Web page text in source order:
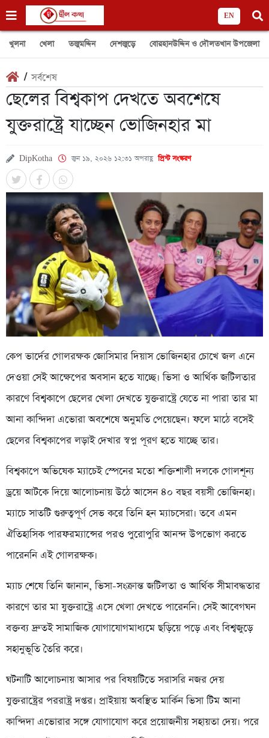
EN
খুলনা খেলা তজুমদ্দিন দেশজুড়ে বোরহানউদ্দিন ও দৌলতখান উপজেলা
/সর্বশেষ
ছেলের বিশ্বকাপ দেখতে অবশেষে
যুক্তরাষ্ট্রে যাচ্ছেন ভোজিনহার মা
DipKotha জুন ১৯, ২০২৬ ১২:৩১ অপরাহ্ণপ্রিন্ট সংস্করণ
কেপ ভার্দের গোলরক্ষক জোসিমার দিয়াস ভোজিনহার চোখে জল এনে
দেওয়া সেই আক্ষেপের অবসান হতে যাচ্ছে। ভিসা ও আর্থিক জটিলতার
কারণে বিশ্বকাপে ছেলের খেলা দেখতে যুক্তরাষ্ট্রে যেতে না পারা তার মা
আনা কান্দিদা এভোরা অবশেষে অনুমতি পেয়েছেন। ফলে মাঠে বসেই
ছেলের বিশ্বকাপের লড়াই দেখার স্বপ্ন পূরণ হতে যাচ্ছে তার।
বিশ্বকাপে অভিষেক ম্যাচেই স্পেনের মতো শক্তিশালী দলকে গোলশূন্য
ড্রয়ে আটকে দিয়ে আলোচনায় উঠে আসেন ৪০ বছর বয়সী ভোজিনহা।
ম্যাচে সাতটি গুরুত্বপূর্ণ সেভ করে তিনি হন ম্যাচসেরা। তবে এমন
ঐতিহাসিক পারফরম্যান্সের পরও পুরোপুরি আনন্দ উপভোগ করতে
পারেননি এই গোলরক্ষক।
ম্যাচ শেষে তিনি জানান, ভিসা-সংক্রান্ত জটিলতা ও আর্থিক সীমাবদ্ধতার
কারণে তার মা যুক্তরাষ্ট্রে এসে খেলা দেখতে পারেননি। সেই আবেগঘন
বক্তব্য দ্রুতই সামাজিক যোগাযোগমাধ্যমে ছড়িয়ে পড়ে এবং বিশ্বজুড়ে
সহানুভূতি তৈরি করে।
ঘটনাটি আলোচনায় আসার পর বিষয়টিতে সরাসরি নজর দেয়
যুক্তরাষ্ট্রের পররাষ্ট্র দপ্তর। প্রাইয়ায় অবস্থিত মার্কিন ভিসা টিম আনা
কান্দিদা এভোরার সঙ্গে যোগাযোগ করে প্রয়োজনীয় সহায়তা দেয়। পরে